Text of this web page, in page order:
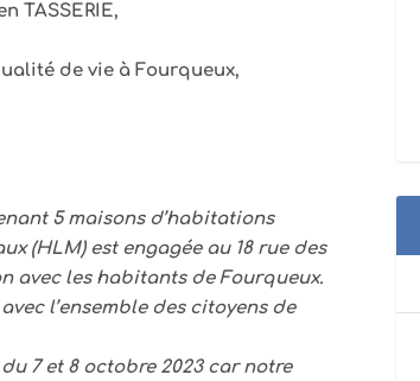
TASSERIE,
de vie à Fourqueux,
5 maisons d’habitations
(HLM) est engagée au 18 rue des
avec les habitants de Fourqueux.
l’ensemble des citoyens de
7 et 8 octobre 2023 car notre